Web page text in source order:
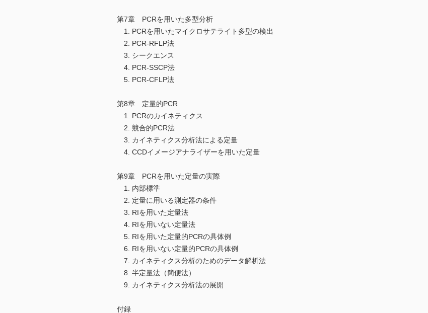
第7章 PCRを用いた多型分析
1. PCRを用いたマイクロサテライト多型の検出
2. PCR-RFLP法
3. シークエンス
4. PCR-SSCP法
5. PCR-CFLP法
第8章 定量的PCR
1. PCRのカイネティクス
2. 競合的PCR法
3. カイネティクス分析法による定量
4. CCDイメージアナライザーを用いた定量
第9章 PCRを用いた定量の実際
1. 内部標準
2. 定量に用いる測定器の条件
3. RIを用いた定量法
4. RIを用いない定量法
5. RIを用いた定量的PCRの具体例
6. RIを用いない定量的PCRの具体例
7. カイネティクス分析のためのデータ解析法
8. 半定量法（簡便法）
9. カイネティクス分析法の展開
付録